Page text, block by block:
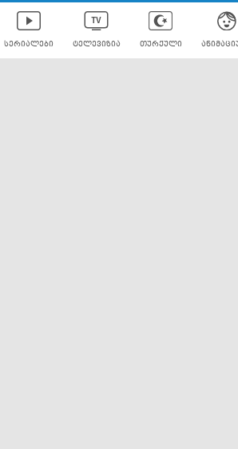
სერიალები ტელევიზია თურქული